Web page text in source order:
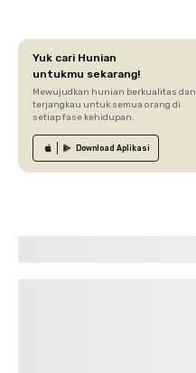
Yuk cari Hunian
untukmu sekarang!
Mewujudkan hunian berkualitas dan
terjangkau untuk semua orang di
setiap fase kehidupan.
Download Aplikasi